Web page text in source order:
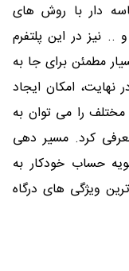
دار با روش های
.. نیز در این پلتفرم
مطمئن برای جا به
امکان ایجاد
را می توان به
کرد. مسیر دهی
حساب خودکار به
ویژگی های درگاه